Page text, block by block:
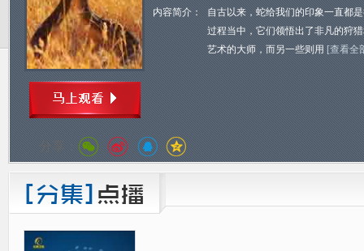
内容简介：
自古以来，蛇给我们的印象一直都
过程当中，它们领悟出了非凡的狩
艺术的大师，而另一些则用 [查看全
分享：